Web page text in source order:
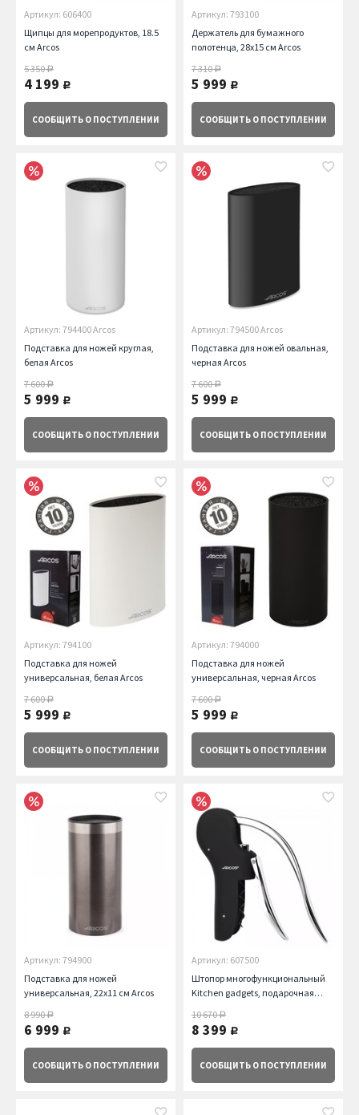
Артикул: 606400
Щипцы для морепродуктов, 18.5
см Arcos
5 350руб.
4 199 руб.
СООБЩИТЬ О ПОСТУПЛЕНИИ
Артикул: 793100
Держатель для бумажного
полотенца, 28х15 см Arcos
7 310руб.
5 999 руб.
СООБЩИТЬ О ПОСТУПЛЕНИИ
Артикул: 794400 Arcos
Подставка для ножей круглая,
белая Arcos
7 600руб.
5 999 руб.
СООБЩИТЬ О ПОСТУПЛЕНИИ
Артикул: 794500 Arcos
Подставка для ножей овальная,
черная Arcos
7 600руб.
5 999 руб.
СООБЩИТЬ О ПОСТУПЛЕНИИ
Артикул: 794100
Подставка для ножей
универсальная, белая Arcos
7 600руб.
5 999 руб.
СООБЩИТЬ О ПОСТУПЛЕНИИ
Артикул: 794000
Подставка для ножей
универсальная, черная Arcos
7 600руб.
5 999 руб.
СООБЩИТЬ О ПОСТУПЛЕНИИ
Артикул: 794900
Подставка для ножей
универсальная, 22х11 см Arcos
8 990руб.
6 999 руб.
СООБЩИТЬ О ПОСТУПЛЕНИИ
Артикул: 607500
Штопор многофункциональный
Kitchen gadgets, подарочная
10 670руб.
8 399 руб.
СООБЩИТЬ О ПОСТУПЛЕНИИ